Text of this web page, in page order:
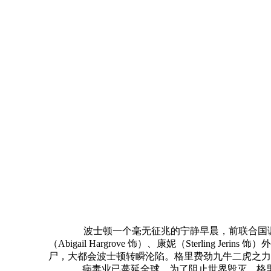
波士顿一个毫无征兆的宁静早晨，前联合国调
（Abigail Hargrove 饰）、康妮（Sterling Jerins 饰
尸，大都会波士顿转瞬沦陷。格里费劲九牛二虎之
病毒业已蔓延全球。为了阻止世界毁灭，格